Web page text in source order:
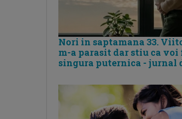
Nori in saptamana 33.
m-a parasit dar stiu ca voi
singura puternica - jurnal